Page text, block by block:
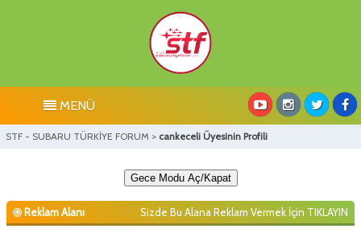
MENÜ
STF - SUBARU TÜRKİYE FORUM > cankeceli Üyesinin Profili
Gece Modu Aç/Kapat
Reklam Alanı Sizde Bu Alana Reklam Vermek İçin TIKLAYIN